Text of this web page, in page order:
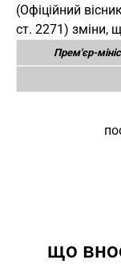
(Офіційний
ст. 2271) зміни,
Прем'єр-
що